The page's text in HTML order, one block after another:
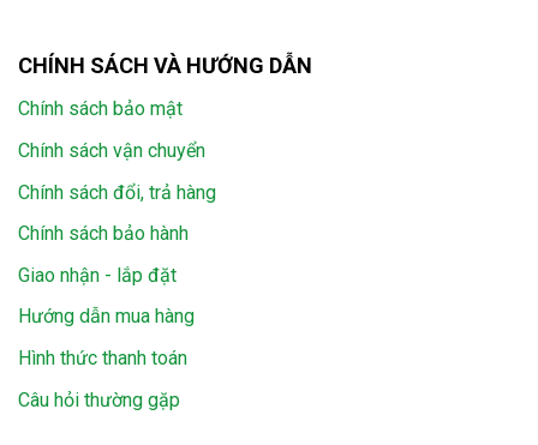
CHÍNH SÁCH VÀ HƯỚNG DẪN
Chính sách bảo mật
Chính sách vận chuyển
Chính sách đổi, trả hàng
Chính sách bảo hành
Giao nhận - lắp đặt
Hướng dẫn mua hàng
Hình thức thanh toán
Câu hỏi thường gặp